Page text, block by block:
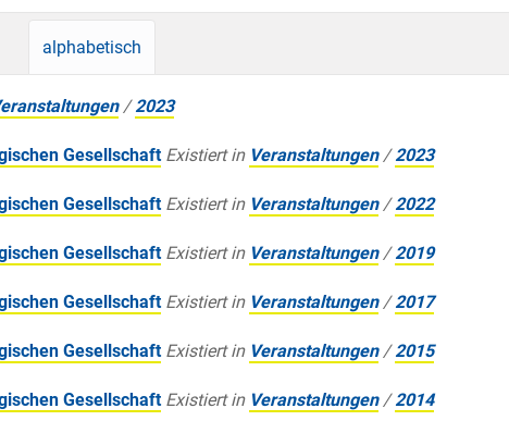
alphabetisch
/2023
Gesellschaft Existiert in Veranstaltungen /2023
Gesellschaft Existiert in Veranstaltungen /2022
Gesellschaft Existiert in Veranstaltungen /2019
Gesellschaft Existiert in Veranstaltungen /2017
Gesellschaft Existiert in Veranstaltungen /2015
Gesellschaft Existiert in Veranstaltungen /2014